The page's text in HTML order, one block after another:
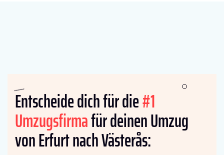
Entscheide dich für die#1
Umzugsfirmafür deinen Umzug
von Erfurt nach Västerås: